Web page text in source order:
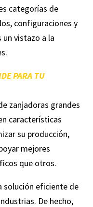
categorías de
configuraciones y
un vistazo a la
PARA TU
zanjadoras grandes
características
su producción,
mejores
que otros.
solución eficiente de
De hecho,